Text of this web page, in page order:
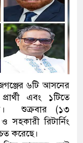
৬টি আসনের
এবং ১টিতে
শুক্রবার (১৩
সহকারী রিটার্নিং
করেছে।